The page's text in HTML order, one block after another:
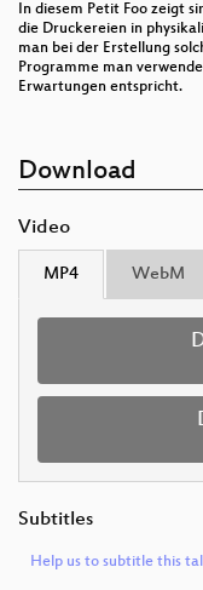
In diesem Petit Foo zeigt
die Druckereien in
man bei der Erstellung
Programme man
Erwartungen entspricht.
Download
Video
MP4 WebM
Subtitles
Help us to subtitle this